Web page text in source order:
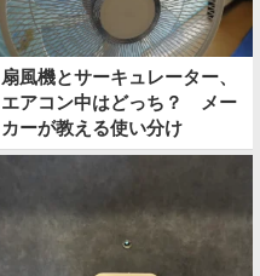
扇風機とサーキュレーター、
エアコン中はどっち？ メー
カーが教える使い分け